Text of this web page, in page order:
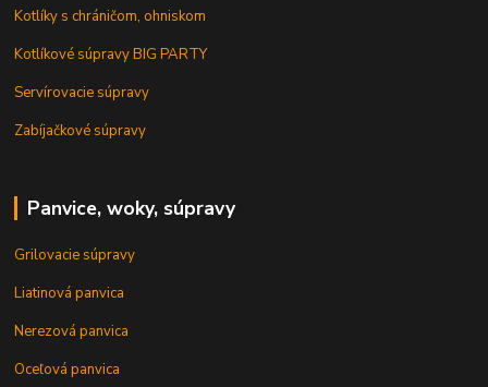
Kotlíky s chráničom, ohniskom
Kotlíkové súpravy BIG PARTY
Servírovacie súpravy
Zabíjačkové súpravy
Panvice, woky, súpravy
Grilovacie súpravy
Liatinová panvica
Nerezová panvica
Oceľová panvica